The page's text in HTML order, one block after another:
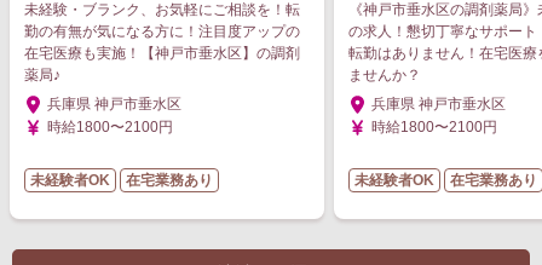
未経験・ブランク、お気軽にご相談を！転
勤の有無が気になる方に！注目度アップの
在宅医療も実施！【神戸市垂水区】の調剤
薬局♪
兵庫県 神戸市垂水区
時給1800〜2100円
未経験者OK 在宅業務あり
《神戸市垂水区の調剤薬局
の求人！懇切丁寧なサポート
転勤はありません！在宅医療
ませんか？
兵庫県 神戸市垂水区
時給1800〜2100円
未経験者OK 在宅業務あり